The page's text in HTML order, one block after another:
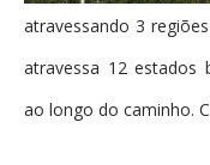
atravessando 3
atravessa 12 estados
ao longo do caminho.